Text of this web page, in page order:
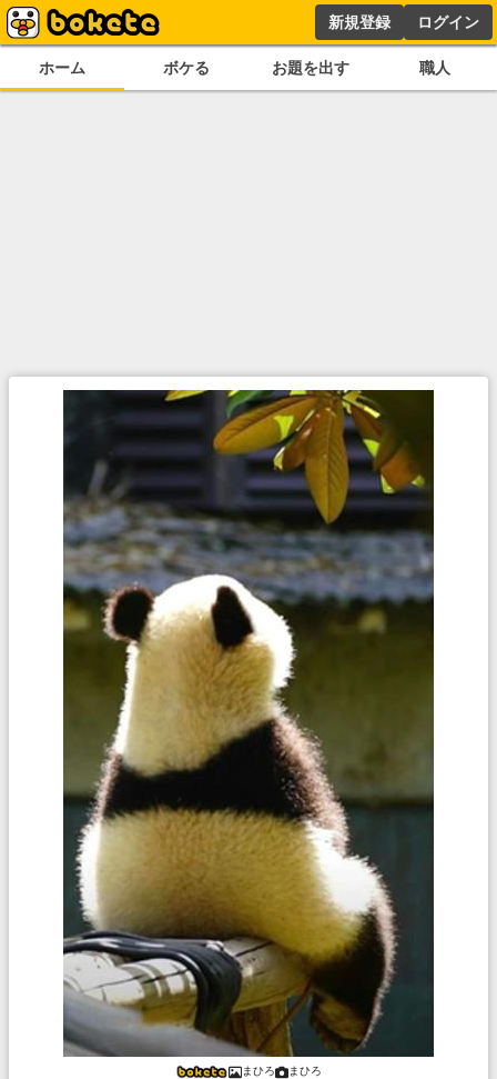
新規登録 ログイン
ホーム ボケる お題を出す 職人
まひろ まひろ